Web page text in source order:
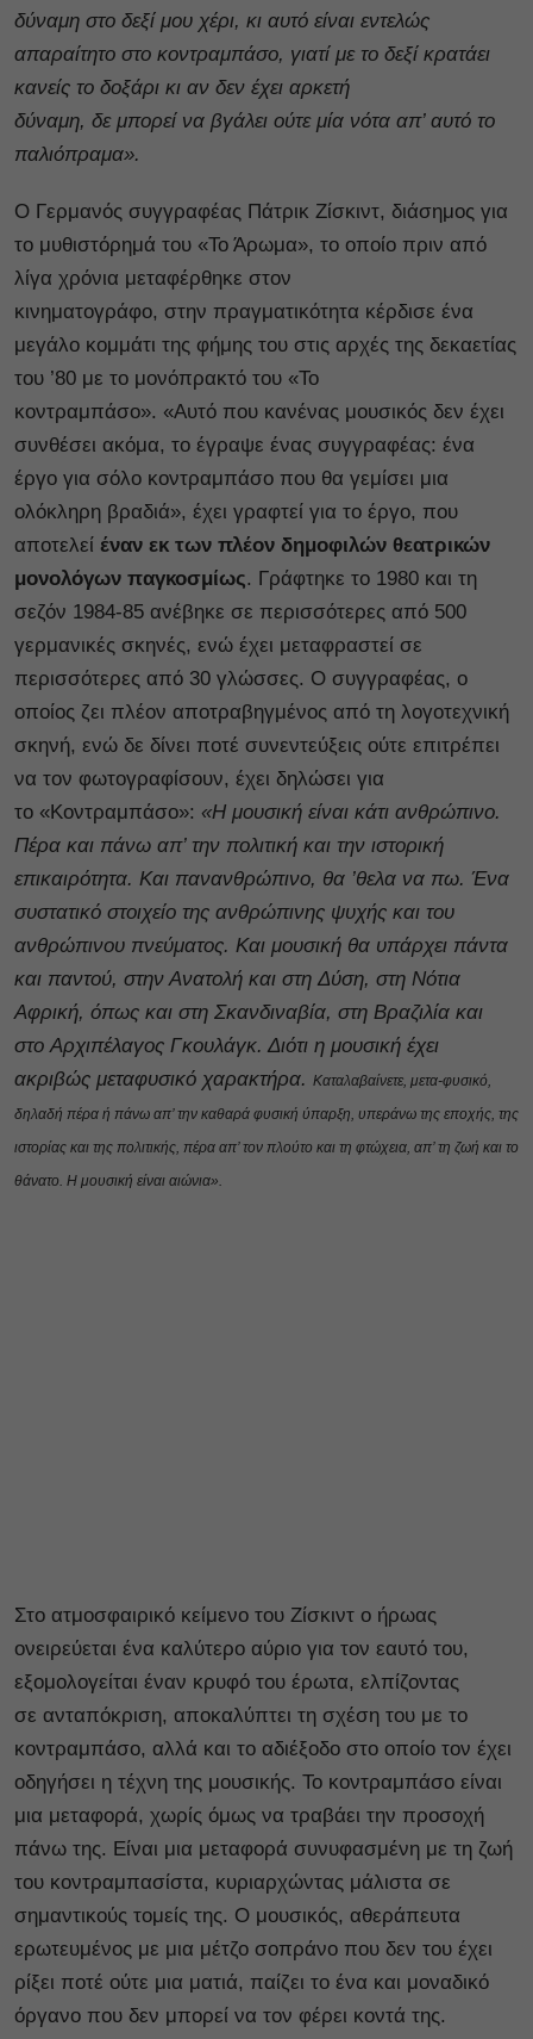
δύναμη στο δεξί μου χέρι, κι αυτό είναι εντελώς
απαραίτητο στο κοντραμπάσο, γιατί με το δεξί κρατάει
κανείς το δοξάρι κι αν δεν έχει αρκετή
δύναμη, δε μπορεί να βγάλει ούτε μία νότα απ’ αυτό το
παλιόπραμα».
Ο Γερμανός συγγραφέας Πάτρικ Ζίσκιντ, διάσημος για
το μυθιστόρημά του «Το Άρωμα», το οποίο πριν από
λίγα χρόνια μεταφέρθηκε στον
κινηματογράφο, στην πραγματικότητα κέρδισε ένα
μεγάλο κομμάτι της φήμης του στις αρχές της δεκαετίας
του ’80 με το μονόπρακτό του «Το
κοντραμπάσο». «Αυτό που κανένας μουσικός δεν έχει
συνθέσει ακόμα, το έγραψε ένας συγγραφέας: ένα
έργο για σόλο κοντραμπάσο που θα γεμίσει μια
ολόκληρη βραδιά», έχει γραφτεί για το έργο, που
αποτελεί έναν εκ των πλέον δημοφιλών θεατρικών
μονολόγων παγκοσμίως. Γράφτηκε το 1980 και τη
σεζόν 1984-85 ανέβηκε σε περισσότερες από 500
γερμανικές σκηνές, ενώ έχει μεταφραστεί σε
περισσότερες από 30 γλώσσες. Ο συγγραφέας, ο
οποίος ζει πλέον αποτραβηγμένος από τη λογοτεχνική
σκηνή, ενώ δε δίνει ποτέ συνεντεύξεις ούτε επιτρέπει
να τον φωτογραφίσουν, έχει δηλώσει για
το «Κοντραμπάσο»: «Η μουσική είναι κάτι ανθρώπινο.
Πέρα και πάνω απ’ την πολιτική και την ιστορική
επικαιρότητα. Και πανανθρώπινο, θα ’θελα να πω. Ένα
συστατικό στοιχείο της ανθρώπινης ψυχής και του
ανθρώπινου πνεύματος. Και μουσική θα υπάρχει πάντα
και παντού, στην Ανατολή και στη Δύση, στη Νότια
Αφρική, όπως και στη Σκανδιναβία, στη Βραζιλία και
στο Αρχιπέλαγος Γκουλάγκ. Διότι η μουσική έχει
ακριβώς μεταφυσικό χαρακτήρα. Καταλαβαίνετε, μετα-φυσικό,
δηλαδή πέρα ή πάνω απ’ την καθαρά φυσική ύπαρξη, υπεράνω της εποχής, της
ιστορίας και της πολιτικής, πέρα απ’ τον πλούτο και τη φτώχεια, απ’ τη ζωή και το
θάνατο. Η μουσική είναι αιώνια».
Στο ατμοσφαιρικό κείμενο του Ζίσκιντ ο ήρωας
ονειρεύεται ένα καλύτερο αύριο για τον εαυτό του,
εξομολογείται έναν κρυφό του έρωτα, ελπίζοντας
σε ανταπόκριση, αποκαλύπτει τη σχέση του με το
κοντραμπάσο, αλλά και το αδιέξοδο στο οποίο τον έχει
οδηγήσει η τέχνη της μουσικής. Το κοντραμπάσο είναι
μια μεταφορά, χωρίς όμως να τραβάει την προσοχή
πάνω της. Είναι μια μεταφορά συνυφασμένη με τη ζωή
του κοντραμπασίστα, κυριαρχώντας μάλιστα σε
σημαντικούς τομείς της. Ο μουσικός, αθεράπευτα
ερωτευμένος με μια μέτζο σοπράνο που δεν του έχει
ρίξει ποτέ ούτε μια ματιά, παίζει το ένα και μοναδικό
όργανο που δεν μπορεί να τον φέρει κοντά της.